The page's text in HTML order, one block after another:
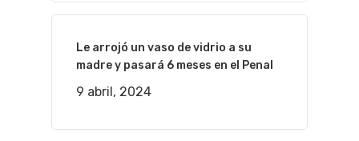
Le arrojó un vaso de vidrio a su
madre y pasará 6 meses en el Penal
9 abril, 2024